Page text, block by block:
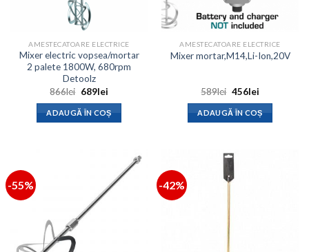
AMESTECATOARE ELECTRICE
Mixer electric vopsea/mortar
2 palete 1800W, 680rpm
Detoolz
866lei Prețul
a
fost:
866lei.
689leiPrețul
este:
689lei.
ADAUGĂ ÎN COȘ
AMESTECATOARE ELECTRICE
Mixer mortar,M14,Li-Ion,20V
589lei Prețul
a
fost:
589lei.
456leiPrețul
este:
456lei.
ADAUGĂ ÎN COȘ
-55% -42%